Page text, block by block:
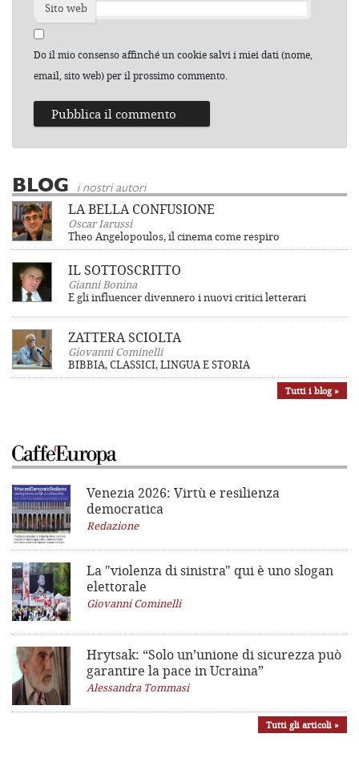
Sito web
Do il mio consenso affinché un cookie salvi i miei dati (nome,
email, sito web) per il prossimo commento.
BLOG i nostri autori
LA BELLA CONFUSIONE
Oscar Iarussi
Theo Angelopoulos, il cinema come respiro
IL SOTTOSCRITTO
Gianni Bonina
E gli influencer divennero i nuovi critici letterari
ZATTERA SCIOLTA
Giovanni Cominelli
BIBBIA, CLASSICI, LINGUA E STORIA
Tutti i blog »
Venezia 2026: Virtù e resilienza
democratica
Redazione
La "violenza di sinistra" qui è uno slogan
elettorale
Giovanni Cominelli
Hrytsak: “Solo un’unione di sicurezza può
garantire la pace in Ucraina”
Alessandra Tommasi
Tutti gli articoli »